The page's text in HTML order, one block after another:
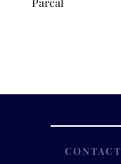
CONTACT